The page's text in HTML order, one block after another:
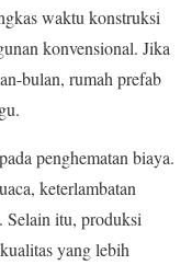
waktu konstruksi
konvensional. Jika
bulan, rumah prefab
penghematan biaya.
keterlambatan
Selain itu, produksi
yang lebih